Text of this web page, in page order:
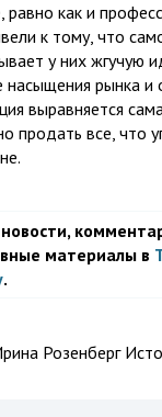
как и
к тому, что
у них жгучую
рынка и
выравняется
продать все, что
материалы в
.
Розенберг